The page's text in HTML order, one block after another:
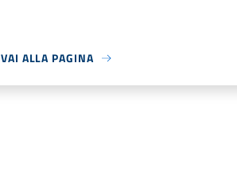
VAI ALLA PAGINA